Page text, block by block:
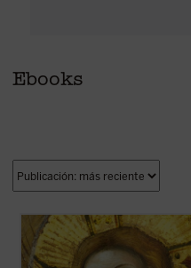
Ebooks
«Una obra sólida sobre el Concilio y un
estimulante de la vida cristiana». Con estas
palabras describe Henri de Lubac
El Rostro
del Resucitado
, volumen con el que Marie-